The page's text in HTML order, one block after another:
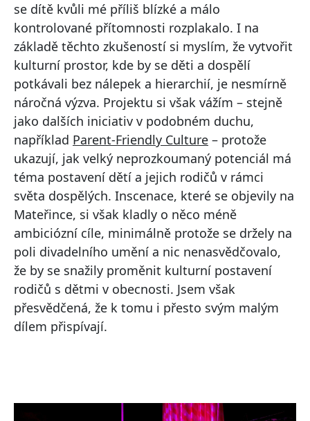
se dítě kvůli mé příliš blízké a málo
kontrolované přítomnosti rozplakalo. I na
základě těchto zkušeností si myslím, že vytvořit
kulturní prostor, kde by se děti a dospělí
potkávali bez nálepek a hierarchií, je nesmírně
náročná výzva. Projektu si však vážím – stejně
jako dalších iniciativ v podobném duchu,
například Parent-Friendly Culture – protože
ukazují, jak velký neprozkoumaný potenciál má
téma postavení dětí a jejich rodičů v rámci
světa dospělých. Inscenace, které se objevily na
Mateřince, si však kladly o něco méně
ambiciózní cíle, minimálně protože se držely na
poli divadelního umění a nic nenasvědčovalo,
že by se snažily proměnit kulturní postavení
rodičů s dětmi v obecnosti. Jsem však
přesvědčená, že k tomu i přesto svým malým
dílem přispívají.